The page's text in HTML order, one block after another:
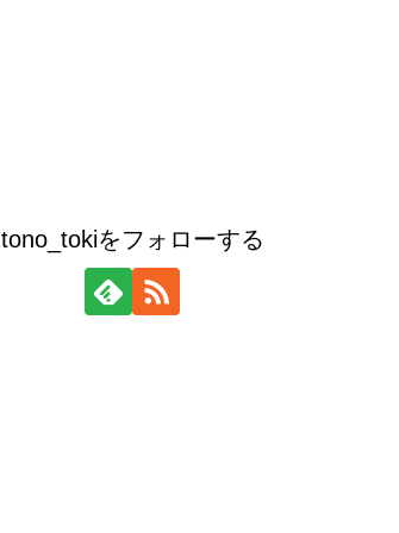
tono_tokiをフォローする